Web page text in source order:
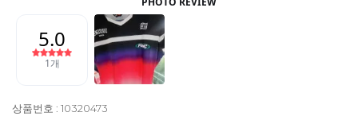
상품번호 : 10320473